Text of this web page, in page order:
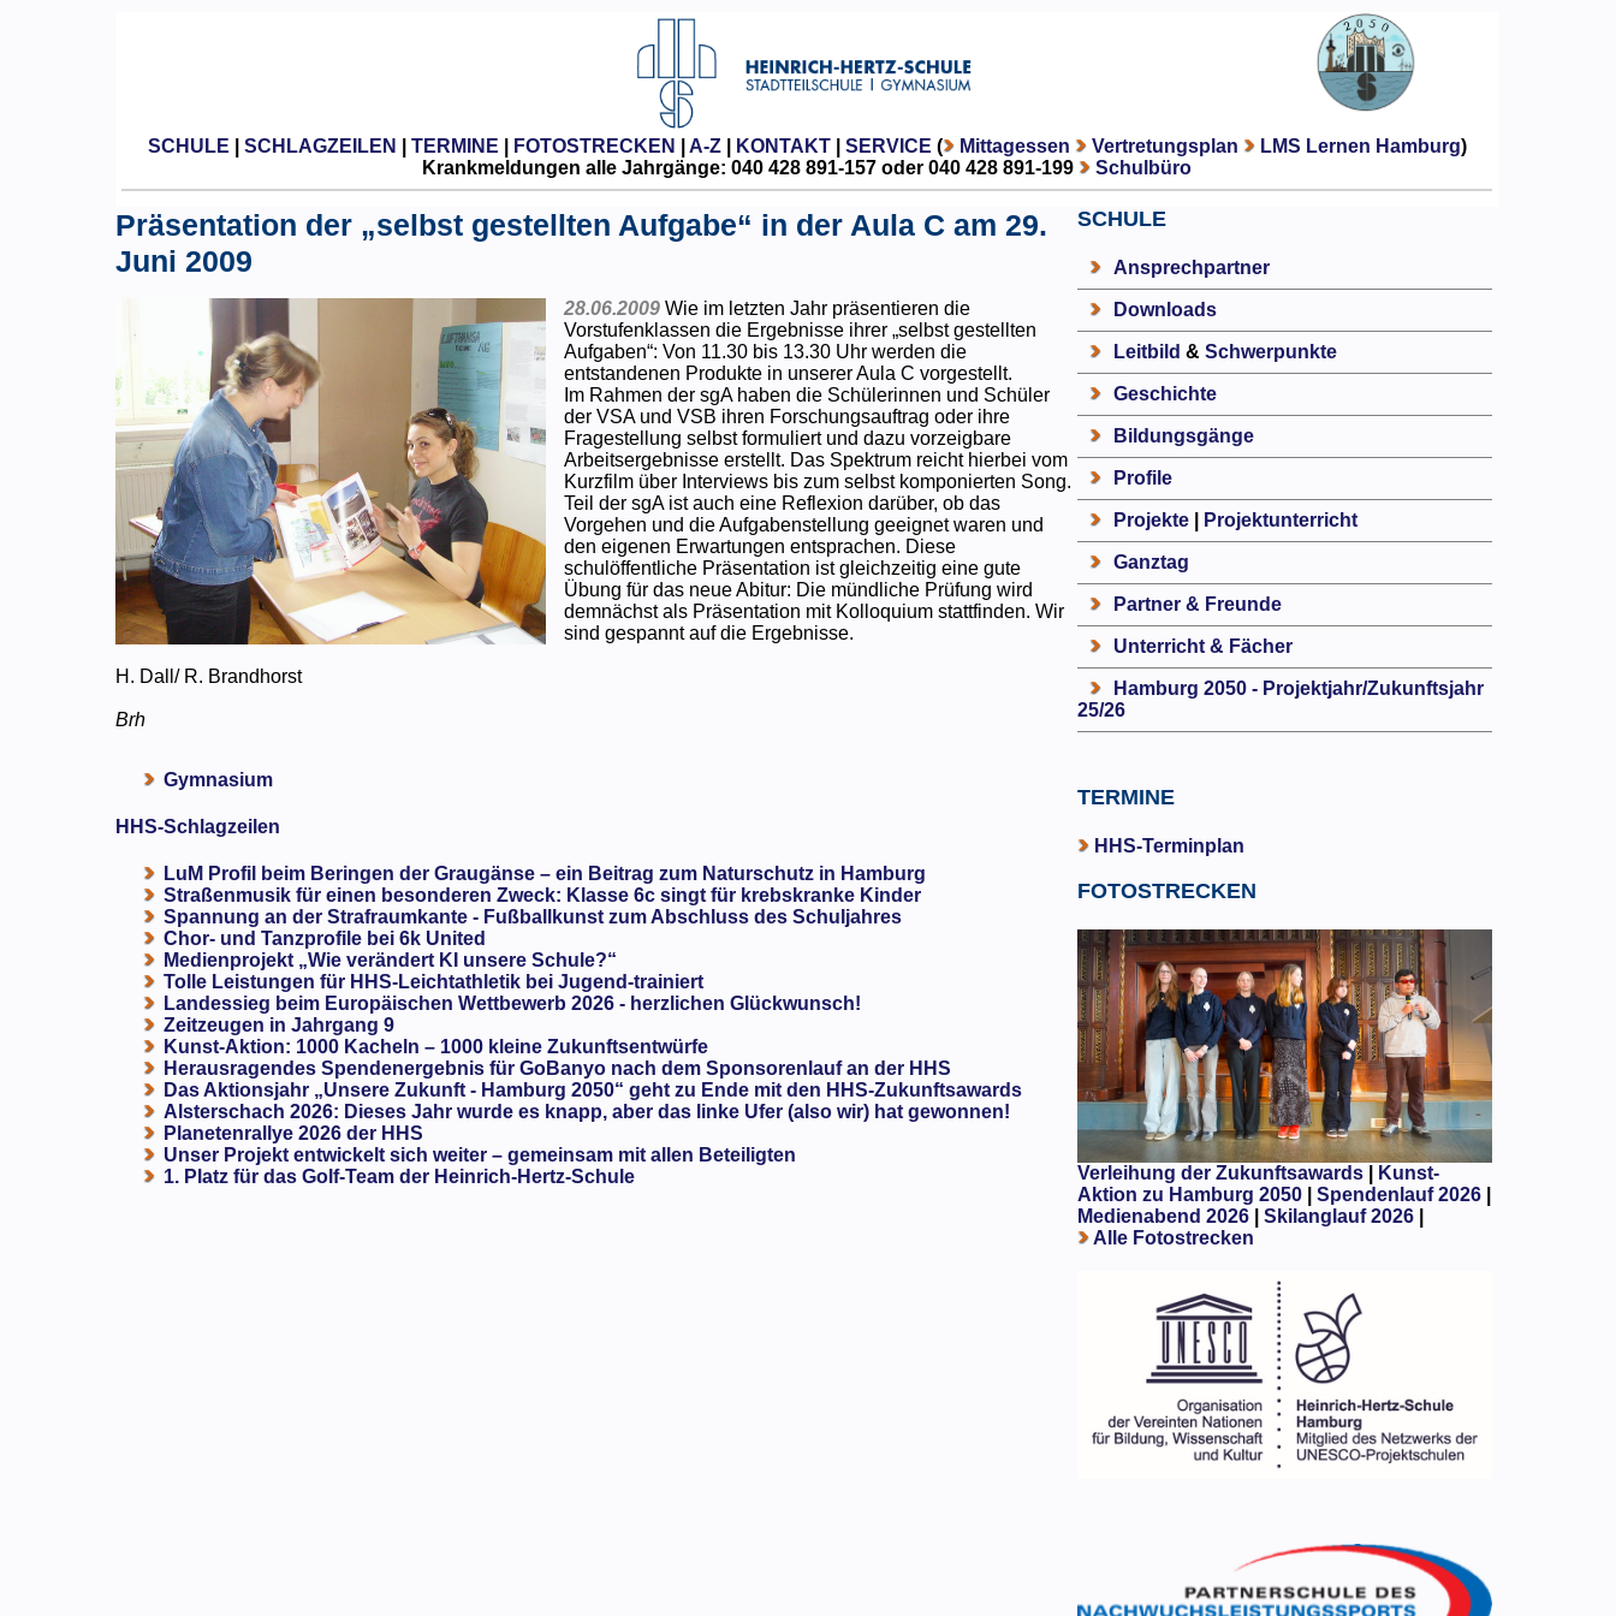
SCHULE SCHLAGZEILEN TERMINE FOTOSTRECKEN A-Z| KONTAKT| SERVICE ( Mittagessen Vertretungsplan LMS Lernen Hamburg)
Krankmeldungen alle Jahrgänge: 040 428 891-157 oder 040 428 891-199
Schulbüro
Präsentation der „selbst gestellten Aufgabe“ in der Aula C am 29.
Juni 2009
28.06.2009 Wie im letzten Jahr präsentieren die
Vorstufenklassen die Ergebnisse ihrer „selbst gestellten
Aufgaben“: Von 11.30 bis 13.30 Uhr werden die
entstandenen Produkte in unserer Aula C vorgestellt.
Im Rahmen der sgA haben die Schülerinnen und Schüler
der VSA und VSB ihren Forschungsauftrag oder ihre
Fragestellung selbst formuliert und dazu vorzeigbare
Arbeitsergebnisse erstellt. Das Spektrum reicht hierbei vom
Kurzfilm über Interviews bis zum selbst komponierten Song.
Teil der sgA ist auch eine Reflexion darüber, ob das
Vorgehen und die Aufgabenstellung geeignet waren und
den eigenen Erwartungen entsprachen. Diese
schulöffentliche Präsentation ist gleichzeitig eine gute
Übung für das neue Abitur: Die mündliche Prüfung wird
demnächst als Präsentation mit Kolloquium stattfinden. Wir
sind gespannt auf die Ergebnisse.
H. Dall/ R. Brandhorst
Brh
Gymnasium
HHS-Schlagzeilen
LuM Profil beim Beringen der Graugänse – ein Beitrag zum Naturschutz in Hamburg
Straßenmusik für einen besonderen Zweck: Klasse 6c singt für krebskranke Kinder
Spannung an der Strafraumkante - Fußballkunst zum Abschluss des Schuljahres
Chor- und Tanzprofile bei 6k United
Medienprojekt „Wie verändert KI unsere Schule?“
Tolle Leistungen für HHS-Leichtathletik bei Jugend-trainiert
Landessieg beim Europäischen Wettbewerb 2026 - herzlichen Glückwunsch!
Zeitzeugen in Jahrgang 9
Kunst-Aktion: 1000 Kacheln – 1000 kleine Zukunftsentwürfe
Herausragendes Spendenergebnis für GoBanyo nach dem Sponsorenlauf an der HHS
Das Aktionsjahr „Unsere Zukunft - Hamburg 2050“ geht zu Ende mit den HHS-Zukunftsawards
Alsterschach 2026: Dieses Jahr wurde es knapp, aber das linke Ufer (also wir) hat gewonnen!
Planetenrallye 2026 der HHS
Unser Projekt entwickelt sich weiter – gemeinsam mit allen Beteiligten
1. Platz für das Golf-Team der Heinrich-Hertz-Schule
SCHULE
Ansprechpartner
Downloads
Leitbild & Schwerpunkte
Geschichte
Bildungsgänge
Profile
Projekte| Projektunterricht
Ganztag
Partner & Freunde
Unterricht & Fächer
Hamburg 2050 - Projektjahr/Zukunftsjahr
25/26
TERMINE
HHS-Terminplan
FOTOSTRECKEN
Verleihung der Zukunftsawards|
Kunst-
Aktion zu Hamburg 2050
Spendenlauf 2026|
Medienabend 2026| Skilanglauf 2026|
Alle Fotostrecken